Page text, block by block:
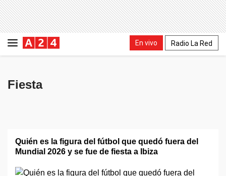
En vivo Radio La Red
Fiesta
Quién es la figura del fútbol que quedó fuera del
Mundial 2026 y se fue de fiesta a Ibiza